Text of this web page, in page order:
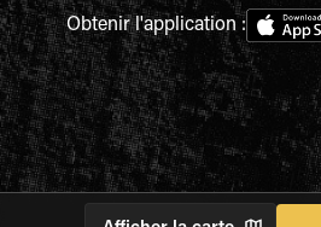
Obtenir l'application :